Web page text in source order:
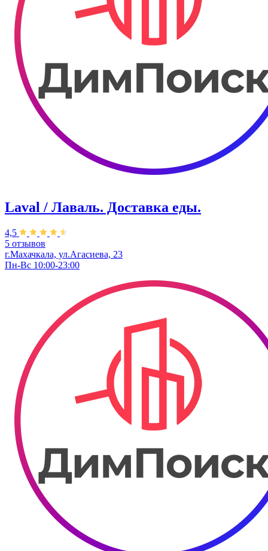
Laval / Лаваль. Доставка еды.
4,5
5 отзывов
г.Махачкала, ул.Агасиева, 23
Пн-Вс 10:00-23:00